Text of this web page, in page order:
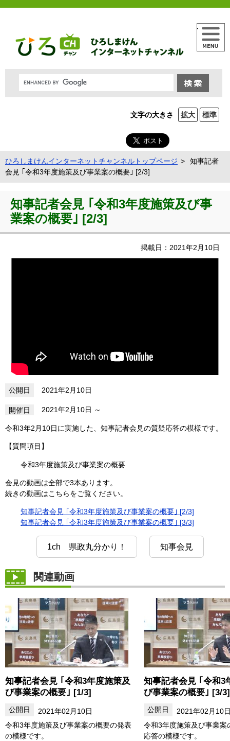
文字の大きさ 拡大 標準
メニュー
ひろしまけんインターネットチャンネルトップページ
知事記者
会見 ｢令和3年度施策及び事業案の概要｣ [2/3]
知事記者会見 ｢令和3年度施策及び事
業案の概要｣ [2/3]
掲載日：2021年2月10日
2021年2月10日
2021年2月10日
令和3年2月10日に実施した、知事記者会見の質疑応答の模様です。
【質問項目】
令和3年度施策及び事業案の概要
会見の動画は全部で3本あります。
続きの動画はこちらをご覧ください。
知事記者会見 ｢令和3年度施策及び事業案の概要｣ [2/3]
知事記者会見 ｢令和3年度施策及び事業案の概要｣ [3/3]
1ch 県政丸分かり！ 知事会見
関連動画
知事記者会見 ｢令和3年度施策及
び事業案の概要｣ [1/3]
2021年02月10日
令和3年度施策及び事業案の概要の発表
の模様です。
知事記者会見 ｢令和3
び事業案の概要｣ [3/3]
2021年02月10
令和3年度施策及び事業案
応答の模様です。